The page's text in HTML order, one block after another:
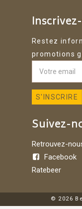
Restez
promotions
Suivez-
Retrouvez-
Facebook
Ratebeer
© 2026